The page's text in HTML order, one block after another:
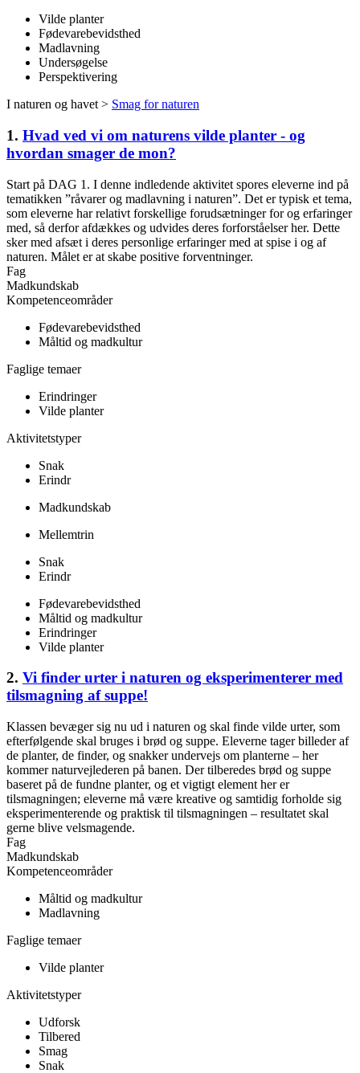
Vilde planter
Fødevarebevidsthed
Madlavning
Undersøgelse
Perspektivering
I naturen og havet > Smag for naturen
1. Hvad ved vi om naturens vilde planter - og
hvordan smager de mon?
Start på DAG 1. I denne indledende aktivitet spores eleverne ind på
tematikken ”råvarer og madlavning i naturen”. Det er typisk et tema,
som eleverne har relativt forskellige forudsætninger for og erfaringer
med, så derfor afdækkes og udvides deres forforståelser her. Dette
sker med afsæt i deres personlige erfaringer med at spise i og af
naturen. Målet er at skabe positive forventninger.
Fag
Madkundskab
Kompetenceområder
Fødevarebevidsthed
Måltid og madkultur
Faglige temaer
Erindringer
Vilde planter
Aktivitetstyper
Snak
Erindr
Madkundskab
Mellemtrin
Snak
Erindr
Fødevarebevidsthed
Måltid og madkultur
Erindringer
Vilde planter
2. Vi finder urter i naturen og eksperimenterer med
tilsmagning af suppe!
Klassen bevæger sig nu ud i naturen og skal finde vilde urter, som
efterfølgende skal bruges i brød og suppe. Eleverne tager billeder af
de planter, de finder, og snakker undervejs om planterne – her
kommer naturvejlederen på banen. Der tilberedes brød og suppe
baseret på de fundne planter, og et vigtigt element her er
tilsmagningen; eleverne må være kreative og samtidig forholde sig
eksperimenterende og praktisk til tilsmagningen – resultatet skal
gerne blive velsmagende.
Fag
Madkundskab
Kompetenceområder
Måltid og madkultur
Madlavning
Faglige temaer
Vilde planter
Aktivitetstyper
Udforsk
Tilbered
Smag
Snak